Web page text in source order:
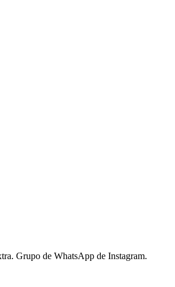
Grupo de WhatsApp de Instagram.